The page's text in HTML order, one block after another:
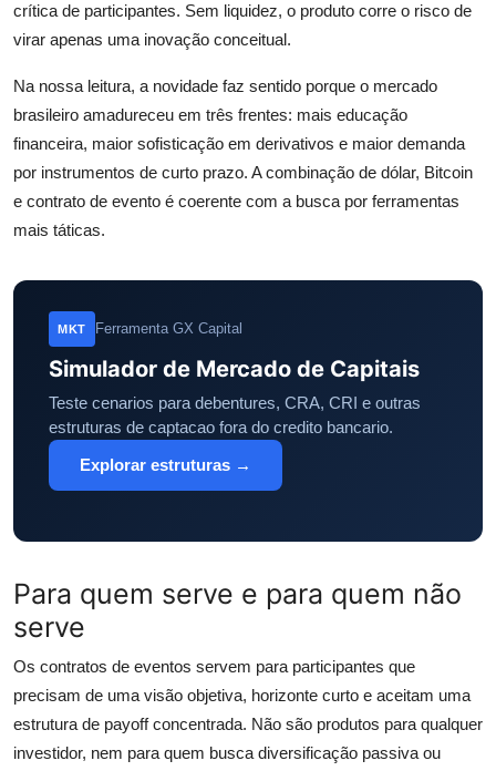
crítica de participantes. Sem liquidez, o produto corre o risco de
virar apenas uma inovação conceitual.
Na nossa leitura, a novidade faz sentido porque o mercado
brasileiro amadureceu em três frentes: mais educação
financeira, maior sofisticação em derivativos e maior demanda
por instrumentos de curto prazo. A combinação de dólar, Bitcoin
e contrato de evento é coerente com a busca por ferramentas
mais táticas.
MKT Ferramenta GX Capital
Simulador de Mercado de Capitais
Teste cenarios para debentures, CRA, CRI e outras
estruturas de captacao fora do credito bancario.
Explorar estruturas →
Para quem serve e para quem não
serve
Os contratos de eventos servem para participantes que
precisam de uma visão objetiva, horizonte curto e aceitam uma
estrutura de payoff concentrada. Não são produtos para qualquer
investidor, nem para quem busca diversificação passiva ou